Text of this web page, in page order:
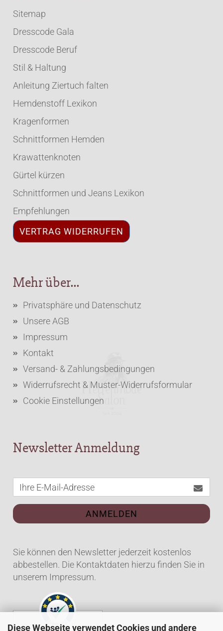
Diese Webseite verwendet Cookies und andere
Sitemap
Dresscode Gala
Dresscode Beruf
Stil & Haltung
Anleitung Ziertuch falten
Hemdenstoff Lexikon
Kragenformen
Schnittformen Hemden
Krawattenknoten
Gürtel kürzen
Schnittformen und Jeans Lexikon
Empfehlungen
VERTRAG WIDERRUFEN
Mehr über...
Privatsphäre und Datenschutz
Unsere AGB
Impressum
Kontakt
Versand- & Zahlungsbedingungen
Widerrufsrecht & Muster-Widerrufsformular
Cookie Einstellungen
Newsletter Anmeldung
ANMELDEN
Sie können den Newsletter jederzeit kostenlos
abbestellen. Die Kontaktdaten hierzu finden Sie in
unserem Impressum.